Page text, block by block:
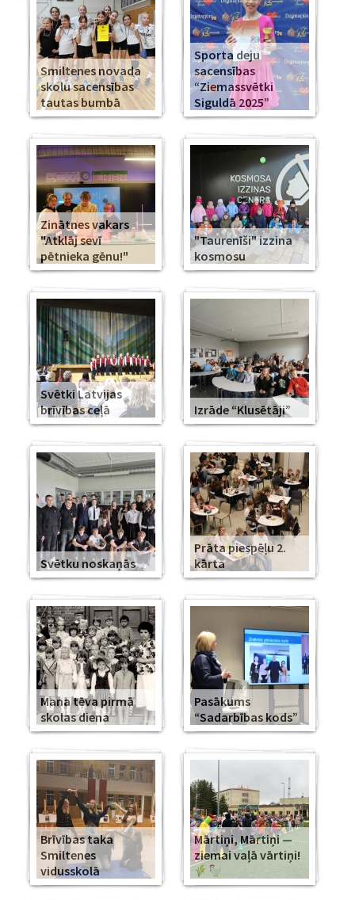
Smiltenes novada
skolu sacensības
tautas bumbā
Sporta deju
sacensības
“Ziemassvētki
Siguldā 2025”
Zinātnes vakars
"Atklāj sevī
pētnieka gēnu!"
"Taurenīši" izzina
kosmosu
Svētki Latvijas
brīvības ceļā
Izrāde “Klusētāji”
Svētku noskaņās
Prāta piespēļu 2.
kārta
Mana tēva pirmā
skolas diena
Pasākums
“Sadarbības kods”
Brīvības taka
Smiltenes
vidusskolā
Mārtiņi, Mārtiņi —
ziemai vaļā vārtiņi!